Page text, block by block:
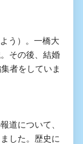
う）。一橋大
その後、結婚
者をしていま
道について、
した。歴史に